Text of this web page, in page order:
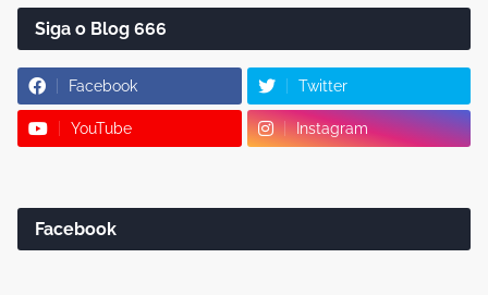
Siga o Blog 666
Facebook Twitter
YouTube Instagram
Facebook